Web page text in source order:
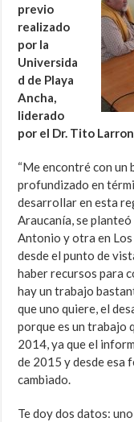
previo
realizado
por la
Universida
d de Playa
Ancha,
liderado
por el Dr. Tito
“Me encontré con un
profundizado en
desarrollar en esta
Araucanía, se planteó
Antonio y otra en Los
desde el punto de
haber recursos para
hay un trabajo
que uno quiere, el
porque es un trabajo
2014, ya que el
de 2015 y desde esa
cambiado.
Te doy dos datos: